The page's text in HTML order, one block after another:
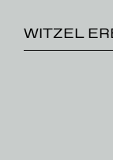
WITZEL